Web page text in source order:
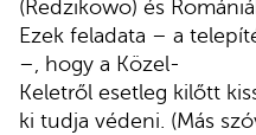
(Redzikowo) és
Ezek feladata – a
–, hogy a Közel-
Keletről esetleg kilőtt
ki tudja védeni. (Más